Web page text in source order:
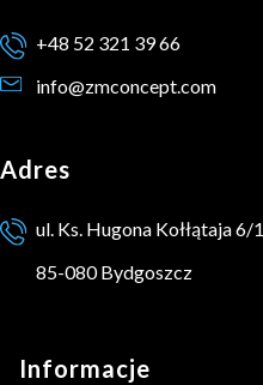
+48 52 321 39 66
info@zmconcept.com
Adres
ul. Ks. Hugona Kołłątaja 6/1
85-080 Bydgoszcz
Linki w stopce
Informacje